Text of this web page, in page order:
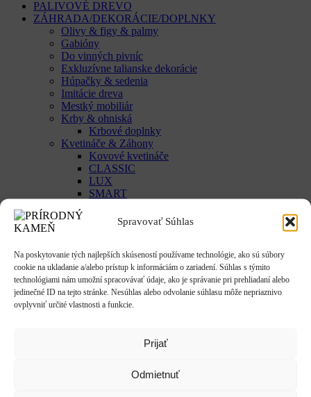
Spravovať Súhlas
Na poskytovanie tých najlepších skúseností používame technológie, ako sú súbory
cookie na ukladanie a/alebo prístup k informáciám o zariadení. Súhlas s týmito
technológiami nám umožní spracovávať údaje, ako je správanie pri prehliadaní alebo
jedinečné ID na tejto stránke. Nesúhlas alebo odvolanie súhlasu môže nepriaznivo
ovplyvniť určité vlastnosti a funkcie.
Prijať
Odmietnuť
PALIVOVÉ DREVO
ZÁHRADA/DEKORÁCIE/DOPLNKY
Olivy & figy & palmy
Gabióny
Do vinných pivníc
Exkluzívne talianske dekorácie
Húpačky & sedenia
Imitácie dreva
Mestký mobiliár
Krby & ohniská
Krbové doplnky
Kvetináče & Záhony
Kovové kvetináče
CLASSIC
LUX
SMART
Studne / fontány
Sochy
Anjeli & Sv. sochy
Betlehem
Japonsko
Rôzne
Striešky & Parapety